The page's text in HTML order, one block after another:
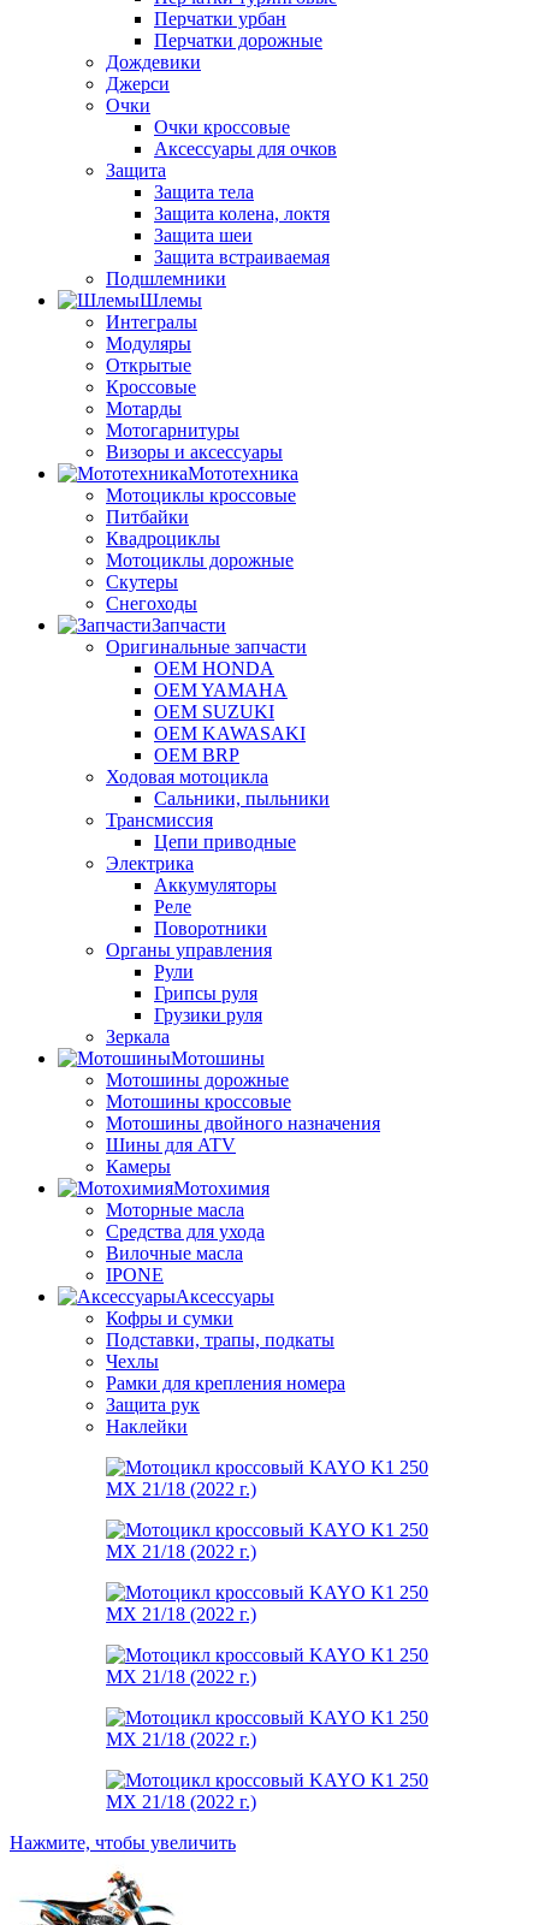
Перчатки урбан
Перчатки дорожные
Дождевики
Джерси
Очки
Очки кроссовые
Аксессуары для очков
Защита
Защита тела
Защита колена, локтя
Защита шеи
Защита встраиваемая
Подшлемники
Шлемы
Интегралы
Модуляры
Открытые
Кроссовые
Мотарды
Мотогарнитуры
Визоры и аксессуары
Мототехника
Мотоциклы кроссовые
Питбайки
Квадроциклы
Мотоциклы дорожные
Скутеры
Снегоходы
Запчасти
Оригинальные запчасти
OEM HONDA
OEM YAMAHA
OEM SUZUKI
OEM KAWASAKI
OEM BRP
Ходовая мотоцикла
Сальники, пыльники
Трансмиссия
Цепи приводные
Электрика
Аккумуляторы
Реле
Поворотники
Органы управления
Рули
Грипсы руля
Грузики руля
Зеркала
Мотошины
Мотошины дорожные
Мотошины кроссовые
Мотошины двойного назначения
Шины для ATV
Камеры
Мотохимия
Моторные масла
Средства для ухода
Вилочные масла
IPONE
Аксессуары
Кофры и сумки
Подставки, трапы, подкаты
Чехлы
Рамки для крепления номера
Защита рук
Наклейки
Нажмите, чтобы увеличить